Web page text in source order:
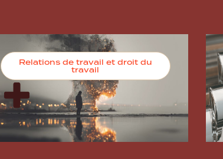
Relations de travail et droit du
travail